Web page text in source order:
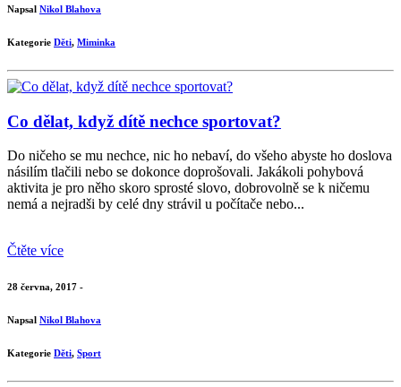
Napsal Nikol Blahova
Kategorie Děti, Miminka
Co dělat, když dítě nechce sportovat?
Do ničeho se mu nechce, nic ho nebaví, do všeho abyste ho doslova
násilím tlačili nebo se dokonce doprošovali. Jakákoli pohybová
aktivita je pro něho skoro sprosté slovo, dobrovolně se k ničemu
nemá a nejradši by celé dny strávil u počítače nebo...
Čtěte více
28 června, 2017 -
Napsal Nikol Blahova
Kategorie Děti, Sport